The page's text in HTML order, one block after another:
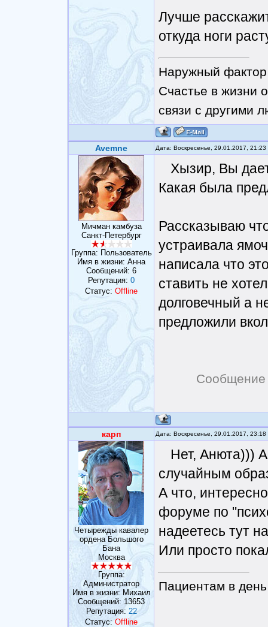
Лучше
откуда ноги
Наружный фактор
Счастье в жизни
связи с другими
Avemne Дата: Воскресенье, 29.01.2017,
Мичман камбуза
Санкт-Петербург
Группа: Пользователь
Имя в жизни: Анна
Сообщений: 6
Репутация: 0
Статус: Offline
Хызир, Вы
Какая была
Рассказываю
устраивала
написала что
ставить не
долговечный а
предложили
Сообщение
карп Дата: Воскресенье, 29.01.2017,
Четырежды кавалер
ордена Большого
Бана
Москва
Группа:
Администратор
Имя в жизни: Михаил
Сообщений: 13653
Репутация: 22
Статус:Offline
Нет, Анюта)))
случайным
А что,
форуме по
надеетесь тут
Или просто
Пациентам в